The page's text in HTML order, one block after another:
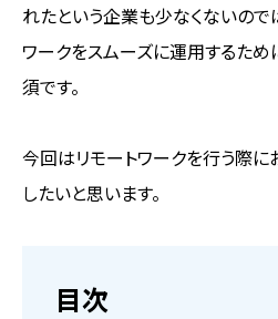
れたという企業も少なくないので
ワークをスムーズに運用するた
須です。
今回はリモートワークを行う際
したいと思います。
目次